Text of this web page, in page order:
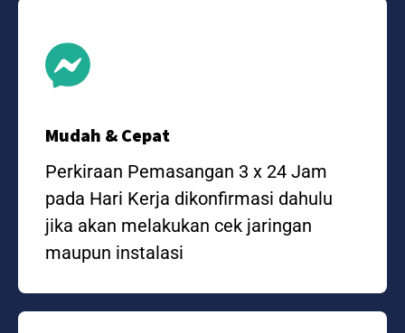
Mudah & Cepat
Perkiraan Pemasangan 3 x 24 Jam
pada Hari Kerja dikonfirmasi dahulu
jika akan melakukan cek jaringan
maupun instalasi